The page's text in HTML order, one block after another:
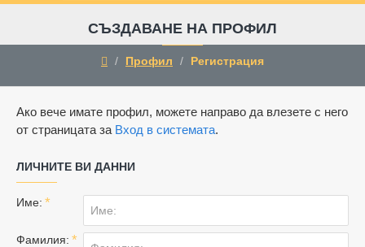
продукти
СЪЗДАВАНЕ НА ПРОФИЛ
Профил Регистрация
Ако вече имате профил, можете направо да влезете с него
от страницата за Вход в системата.
ЛИЧНИТЕ ВИ ДАННИ
Личните
ви
данни
Име:
Фамилия: